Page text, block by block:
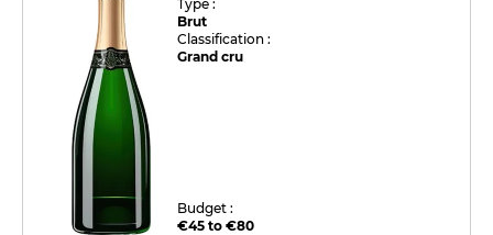
Type :
Brut
Classification :
Grand cru
Budget :
€45 to €80